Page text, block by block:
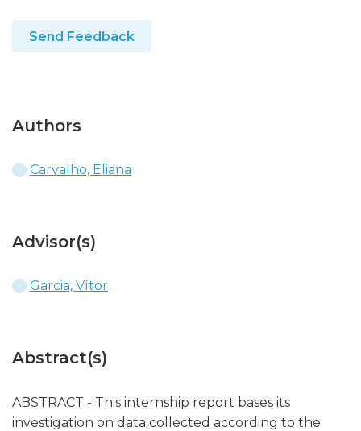
Send Feedback
Authors
Carvalho, Eliana
Advisor(s)
Garcia, Vítor
Abstract(s)
ABSTRACT - This internship report bases its
investigation on data collected according to the